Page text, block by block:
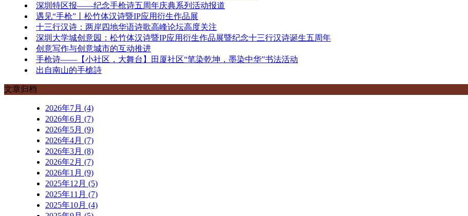
深圳特区报——纪念手枪诗五周年庆典系列活动报道
遇见“手枪”丨松竹体汉诗暨IP应用衍生作品展
十三行汉诗：两岸四地华语诗歌高峰论坛高度关注
深圳大学城创意园：松竹体汉诗暨IP应用衍生作品展暨纪念十三行汉诗诞生五周年
创意写作与创意城市的互动推进
手枪诗——【小社区，大舞台】田厦社区“笔染乾坤，墨染中华”书法活动
出自南山的手槍詩
文章归档
2026年7月 (4)
2026年6月 (7)
2026年5月 (9)
2026年4月 (7)
2026年3月 (8)
2026年2月 (7)
2026年1月 (9)
2025年12月 (5)
2025年11月 (7)
2025年10月 (4)